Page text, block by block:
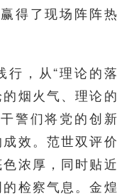
得了现场阵阵热
行，从“理论的落
烟火气、理论的
警们将党的创新
效。范世双评价
浓厚，同时贴近
检察气息。金煌